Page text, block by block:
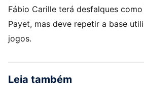
Fábio Carille terá desfalques
Payet, mas deve repetir a base
jogos.
Leia também